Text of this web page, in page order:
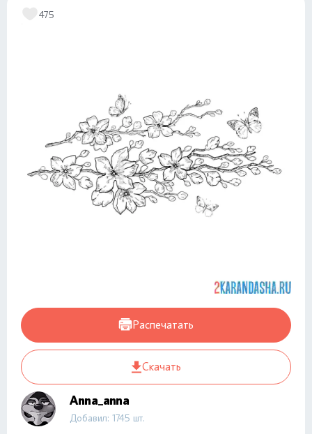
475
Распечатать
Скачать
Anna_anna
Добавил: 1745 шт.